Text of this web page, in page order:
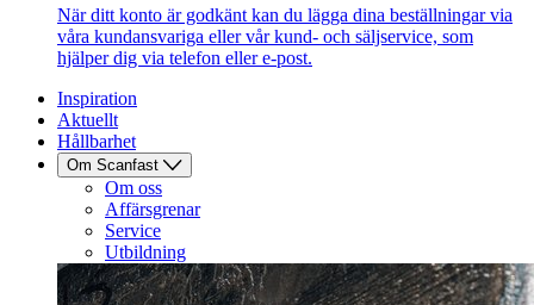
När ditt konto är godkänt kan du lägga dina beställningar via
våra kundansvariga eller vår kund- och säljservice, som
hjälper dig via telefon eller e-post.
Inspiration
Aktuellt
Hållbarhet
Om Scanfast
Om oss
Affärsgrenar
Service
Utbildning